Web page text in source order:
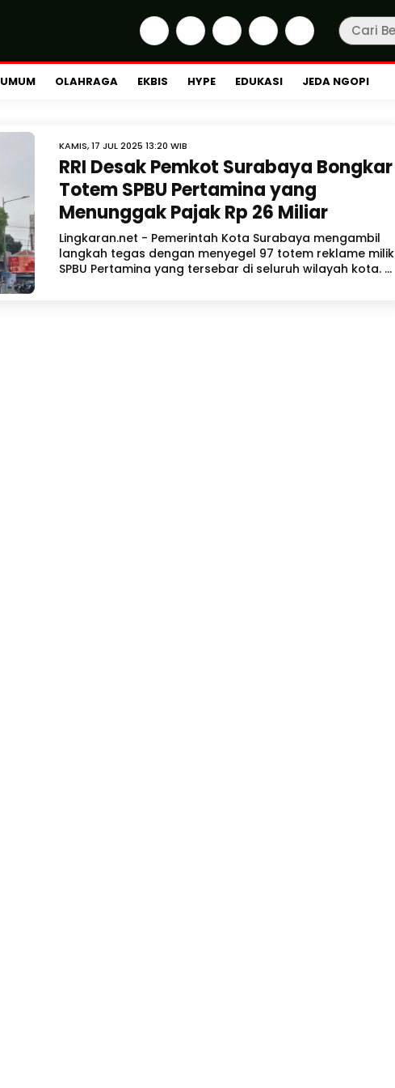
UMUM OLAHRAGA EKBIS HYPE EDUKASI JEDA NGOPI
KAMIS, 17 JUL 2025 13:20 WIB
RRI Desak Pemkot Surabaya Bongkar
Totem SPBU Pertamina yang
Menunggak Pajak Rp 26 Miliar
Lingkaran.net - Pemerintah Kota Surabaya mengambil
langkah tegas dengan menyegel 97 totem reklame milik
SPBU Pertamina yang tersebar di seluruh wilayah kota. ...